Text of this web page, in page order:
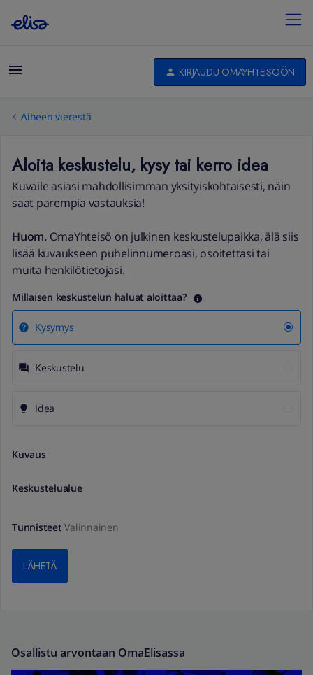
KIRJAUDU OMAYHTEISÖÖN
Aiheen vierestä
Aloita keskustelu, kysy tai kerro idea
Kuvaile asiasi mahdollisimman yksityiskohtaisesti, näin
saat parempia vastauksia!
Huom.OmaYhteisö on julkinen keskustelupaikka, älä siis
lisää kuvaukseen puhelinnumeroasi, osoitettasi tai
muita henkilötietojasi.
Millaisen keskustelun haluat aloittaa?
Kysymys
Keskustelu
Idea
Kuvaus
Keskustelualue
TunnisteetValinnainen
LÄHETÄ
Osallistu arvontaan OmaElisassa